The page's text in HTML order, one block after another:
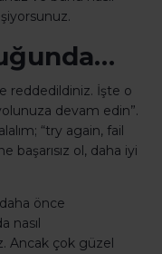
reddedildiniz. İşte o
devam edin”.
“try again, fail
başarısız ol, daha iyi
önce
nasıl
Ancak çok güzel